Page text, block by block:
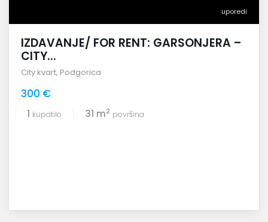
uporedi
IZDAVANJE/ FOR RENT: GARSONJERA –
CITY...
City kvart, Podgorica
300 €
1 kupatilo 31 m2 površina